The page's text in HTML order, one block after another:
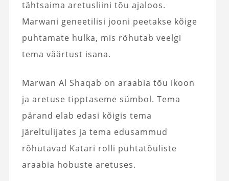
tähtsaima aretusliini tõu ajaloos.
Marwani geneetilisi jooni peetakse kõige
puhtamate hulka, mis rõhutab veelgi
tema väärtust isana.
Marwan Al Shaqab on araabia tõu ikoon
ja aretuse tipptaseme sümbol. Tema
pärand elab edasi kõigis tema
järeltulijates ja tema edusammud
rõhutavad Katari rolli puhtatõuliste
araabia hobuste aretuses.